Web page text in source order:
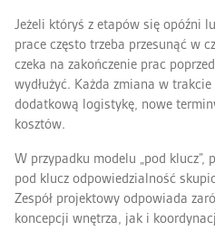
Jeżeli któryś z etapów się opóźni
prace często trzeba przesunąć w
czeka na zakończenie prac
wydłużyć. Każda zmiana w
dodatkową logistykę, nowe
kosztów.
W przypadku modelu „pod
pod klucz odpowiedzialność
Zespół projektowy odpowiada
koncepcji wnętrza, jak i